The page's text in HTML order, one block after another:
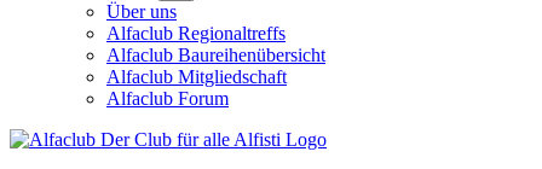
Über uns
Alfaclub Regionaltreffs
Alfaclub Baureihenübersicht
Alfaclub Mitgliedschaft
Alfaclub Forum